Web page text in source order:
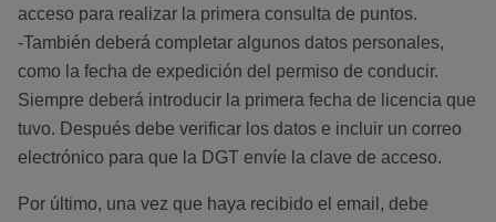
acceso para realizar la primera consulta de puntos.
-También deberá completar algunos datos personales,
como la fecha de expedición del permiso de conducir.
Siempre deberá introducir la primera fecha de licencia que
tuvo. Después debe verificar los datos e incluir un correo
electrónico para que la DGT envíe la clave de acceso.
Por último, una vez que haya recibido el email, debe